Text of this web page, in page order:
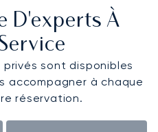
D'experts À
sont disponibles
accompagner à chaque
réservation.